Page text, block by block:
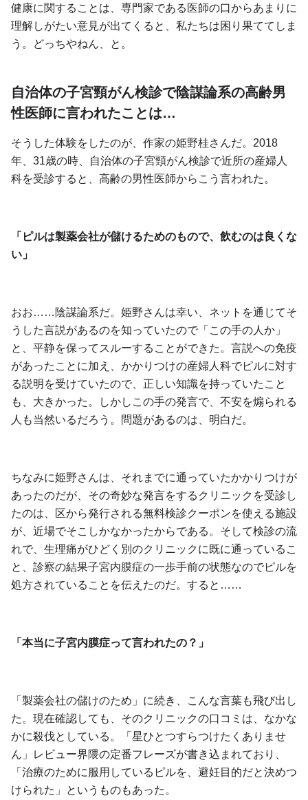
健康に関することは、専門家である医師の口からあまりに
理解しがたい意見が出てくると、私たちは困り果ててしま
う。どっちやねん、と。
自治体の子宮頸がん検診で陰謀論系の高齢男
性医師に言われたことは…
そうした体験をしたのが、作家の姫野桂さんだ。2018
年、31歳の時、自治体の子宮頸がん検診で近所の産婦人
科を受診すると、高齢の男性医師からこう言われた。
「ピルは製薬会社が儲けるためのもので、飲むのは良くな
い」
おお……陰謀論系だ。姫野さんは幸い、ネットを通じてそ
うした言説があるのを知っていたので「この手の人か」
と、平静を保ってスルーすることができた。言説への免疫
があったことに加え、かかりつけの産婦人科でピルに対す
る説明を受けていたので、正しい知識を持っていたこと
も、大きかった。しかしこの手の発言で、不安を煽られる
人も当然いるだろう。問題があるのは、明白だ。
ちなみに姫野さんは、それまでに通っていたかかりつけが
あったのだが、その奇妙な発言をするクリニックを受診し
たのは、区から発行される無料検診クーポンを使える施設
が、近場でそこしかなかったからである。そして検診の流
れで、生理痛がひどく別のクリニックに既に通っているこ
と、診察の結果子宮内膜症の一歩手前の状態なのでピルを
処方されていることを伝えたのだ。すると……
「本当に子宮内膜症って言われたの？」
「製薬会社の儲けのため」に続き、こんな言葉も飛び出し
た。現在確認しても、そのクリニックの口コミは、なかな
かに殺伐としている。「星ひとつすらつけたくありませ
ん」レビュー界隈の定番フレーズが書き込まれており、
「治療のために服用しているピルを、避妊目的だと決めつ
けられた」というものもあった。